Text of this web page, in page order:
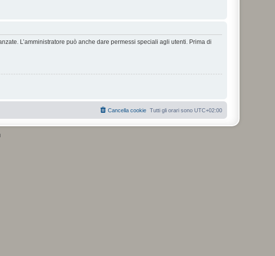
L’amministratore può anche dare permessi speciali agli utenti. Prima di
Tutti gli orari sono UTC+02:00
Cancella cookie